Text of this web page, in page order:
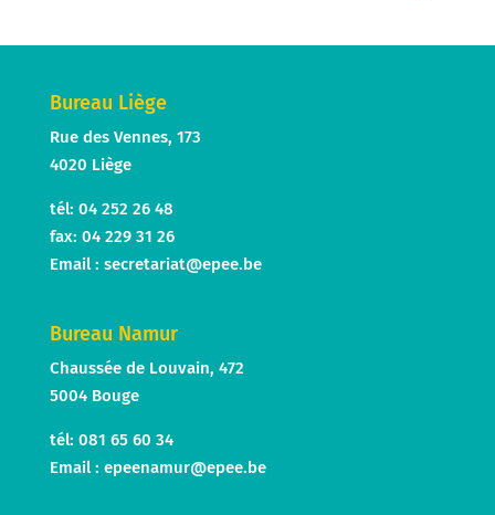
Bureau Liège
Rue des Vennes, 173
4020 Liège
tél: 04 252 26 48
fax: 04 229 31 26
Email : secretariat@epee.be
Bureau Namur
Chaussée de Louvain, 472
5004 Bouge
tél: 081 65 60 34
Email : epeenamur@epee.be